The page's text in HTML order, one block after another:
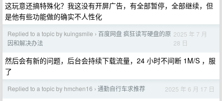
这玩意还搞特殊化？我这没有开屏广告，有全部暂停，全部继续，但
是他有些功能做的确实不人性化
Replied to a topic by kuingsmile › 百度网盘 疯狂读写硬盘的原
因和解决办法
2025 年 7 月
28 日
然后会有新的问题，后台会持续下载流量，24 小时不间断 1M/S ，服
了
Replied to a topic by hmchen16 › 通勤自行车求推荐 2025 年 6 月 17 日